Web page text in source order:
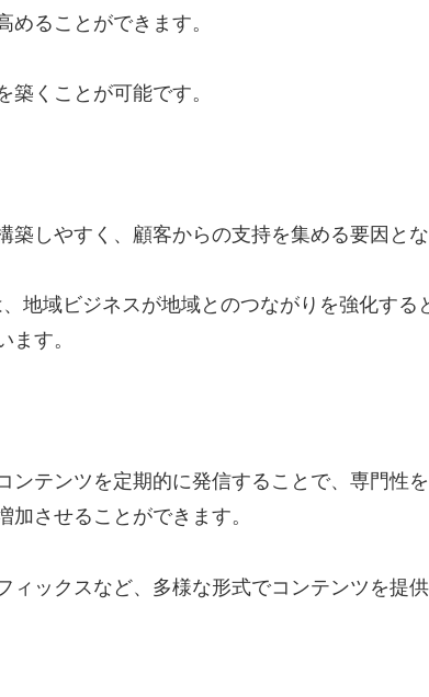
めることができます。
築くことが可能です。
しやすく、顧客からの支持を集める要因とな
地域ビジネスが地域とのつながりを強化する
ます。
ンテンツを定期的に発信することで、専門性を
させることができます。
ィックスなど、多様な形式でコンテンツを提